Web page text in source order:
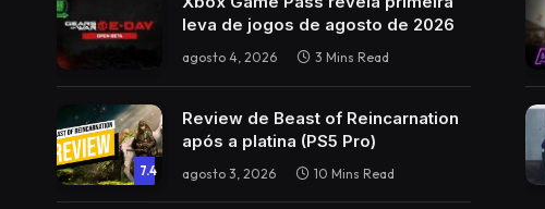
leva de jogos de agosto de 2026
agosto 4, 2026 3 Mins Read
7.4
Review de Beast of Reincarnation
após a platina (PS5 Pro)
agosto 3, 2026 10 Mins Read